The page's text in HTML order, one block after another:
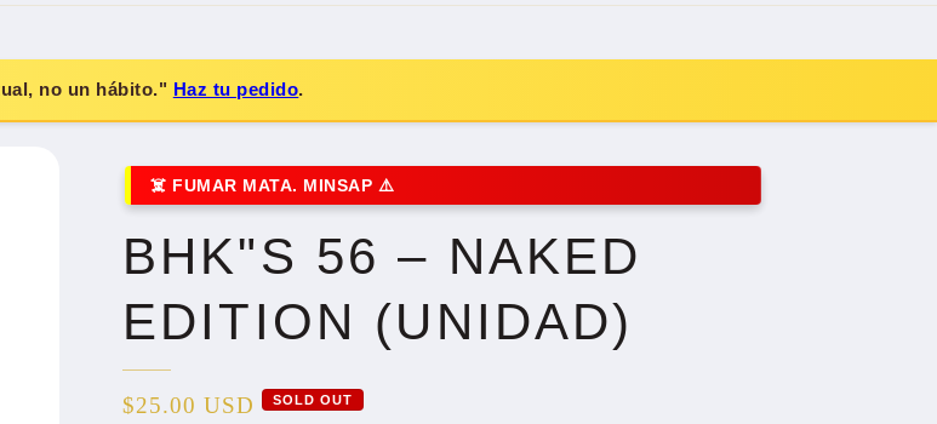
Y
/
E
G
I
N
G
no un hábito." Haz tu pedido.
BHK"S 56 – NAKED
EDITION (UNIDAD)
Regular
$25.00 USD SOLD OUT